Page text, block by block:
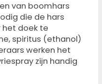
van boomhars
die de hars
het doek te
spiritus (ethanol)
werken het
zijn handig